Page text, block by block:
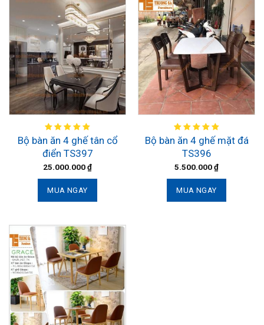
Bộ bàn ăn 4 ghế tân cổ
điển TS397
25.000.000₫
MUA NGAY
Bộ bàn ăn 4 ghế mặt đá
TS396
5.500.000₫
MUA NGAY